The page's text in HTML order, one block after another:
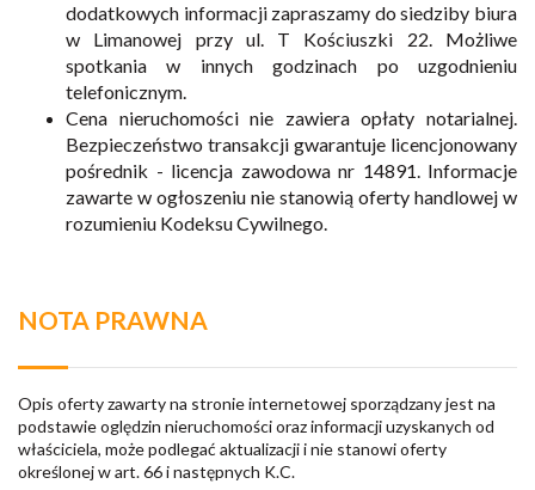
dodatkowych informacji zapraszamy do siedziby biura
w Limanowej przy ul. T Kościuszki 22. Możliwe
spotkania w innych godzinach po uzgodnieniu
telefonicznym.
Cena nieruchomości nie zawiera opłaty notarialnej.
Bezpieczeństwo transakcji gwarantuje licencjonowany
pośrednik - licencja zawodowa nr 14891. Informacje
zawarte w ogłoszeniu nie stanowią oferty handlowej w
rozumieniu Kodeksu Cywilnego.
NOTA PRAWNA
Opis oferty zawarty na stronie internetowej sporządzany jest na
podstawie oględzin nieruchomości oraz informacji uzyskanych od
właściciela, może podlegać aktualizacji i nie stanowi oferty
określonej w art. 66 i następnych K.C.